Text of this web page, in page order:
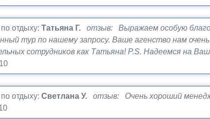
отдыху: Татьяна Г.
отзыв: Выражаем особую
тур по нашему запросу. Ваше агенство нам
сотрудников как Татьяна! P.S. Надеемся на
отдыху: Светлана У.
отзыв: Очень хороший